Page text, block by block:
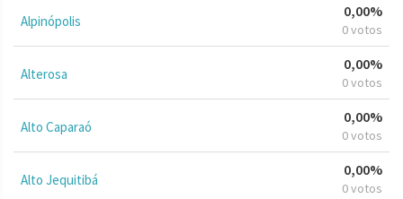
Alpinópolis
0,00%
0 votos
Alterosa
0,00%
0 votos
Alto Caparaó
0,00%
0 votos
Alto Jequitibá
0,00%
0 votos